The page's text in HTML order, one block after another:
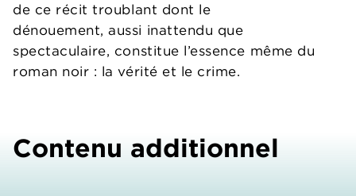
de ce récit troublant dont le
dénouement, aussi inattendu que
spectaculaire, constitue l’essence même du
roman noir : la vérité et le crime.
Contenu additionnel